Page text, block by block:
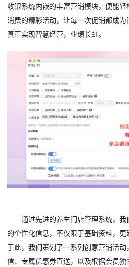
收银系统内嵌的丰富营销模块，便能
消费的精彩活动，让每一次促销都成为
真正实现智慧经营，业绩长虹。
通过先进的养生门店管理系统，
的个性化信息，不仅限于基础资料，
于此，我们策划了一系列创意营销活
信、专属优惠券直送，以及根据会员